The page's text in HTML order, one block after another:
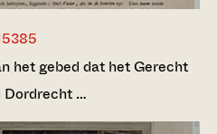
het gebed dat het Gerecht
Dordrecht …